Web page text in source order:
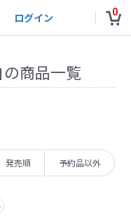
ログイン 0
」の商品一覧
発売順 予約品以外